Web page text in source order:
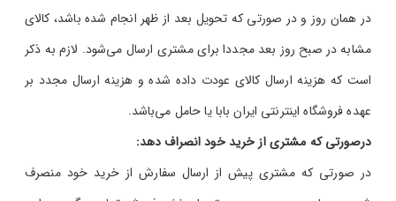
در همان روز و در صورتی که تحویل بعد از ظهر انجام شده باشد، کالای
مشابه در صبح روز بعد مجددا برای مشتری ارسال می‌شود. لازم به ذکر
است که هزینه ارسال کالای عودت داده شده و هزینه ارسال مجدد بر
عهده فروشگاه اینترنتی ایران بابا یا حامل می‌باشد.
درصورتی که مشتری از خرید خود انصراف دهد:
در صورتی که مشتری پیش از ارسال سفارش از خرید خود منصرف